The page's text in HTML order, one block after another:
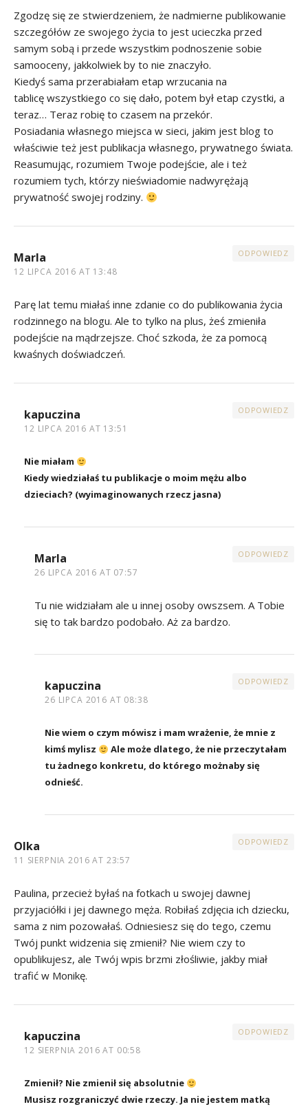
Zgodzę się ze stwierdzeniem, że nadmierne publikowanie
szczegółów ze swojego życia to jest ucieczka przed
samym sobą i przede wszystkim podnoszenie sobie
samooceny, jakkolwiek by to nie znaczyło.
Kiedyś sama przerabiałam etap wrzucania na
tablicę wszystkiego co się dało, potem był etap czystki, a
teraz… Teraz robię to czasem na przekór.
Posiadania własnego miejsca w sieci, jakim jest blog to
właściwie też jest publikacja własnego, prywatnego świata.
Reasumując, rozumiem Twoje podejście, ale i też
rozumiem tych, którzy nieświadomie nadwyrężają
prywatność swojej rodziny.
Marla
12 LIPCA 2016 AT 13:48
ODPOWIEDZ
Parę lat temu miałaś inne zdanie co do publikowania życia
rodzinnego na blogu. Ale to tylko na plus, żeś zmieniła
podejście na mądrzejsze. Choć szkoda, że za pomocą
kwaśnych doświadczeń.
kapuczina
12 LIPCA 2016 AT 13:51
ODPOWIEDZ
Nie miałam
Kiedy wiedziałaś tu publikacje o moim mężu albo
dzieciach? (wyimaginowanych rzecz jasna)
Marla
26 LIPCA 2016 AT 07:57
ODPOWIEDZ
Tu nie widziałam ale u innej osoby owszsem. A Tobie
się to tak bardzo podobało. Aż za bardzo.
kapuczina
26 LIPCA 2016 AT 08:38
ODPOWIEDZ
Nie wiem o czym mówisz i mam wrażenie, że mnie z
kimś mylisz
Ale może dlatego, że nie przeczytałam
tu żadnego konkretu, do którego możnaby się
odnieść.
Olka
11 SIERPNIA 2016 AT 23:57
ODPOWIEDZ
Paulina, przecież byłaś na fotkach u swojej dawnej
przyjaciółki i jej dawnego męża. Robiłaś zdjęcia ich dziecku,
sama z nim pozowałaś. Odniesiesz się do tego, czemu
Twój punkt widzenia się zmienił? Nie wiem czy to
opublikujesz, ale Twój wpis brzmi złośliwie, jakby miał
trafić w Monikę.
kapuczina
12 SIERPNIA 2016 AT 00:58
ODPOWIEDZ
Zmienił? Nie zmienił się absolutnie
Musisz rozgraniczyć dwie rzeczy. Ja nie jestem matką